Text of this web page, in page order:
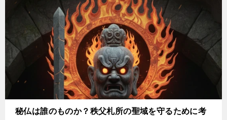
秘仏は誰のものか？秩父札所の聖域を守るために考